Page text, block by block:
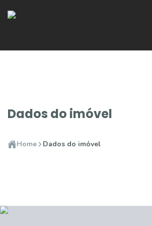
Dados do imóvel
Home Dados do imóvel